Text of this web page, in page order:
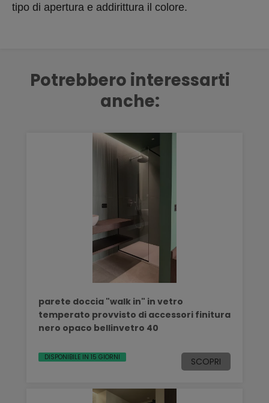
tipo di apertura e addirittura il colore.
Potrebbero interessarti
anche:
parete doccia "walk in" in vetro
temperato provvisto di accessori finitura
nero opaco bellinvetro 40
DISPONIBILE IN 15 GIORNI SCOPRI